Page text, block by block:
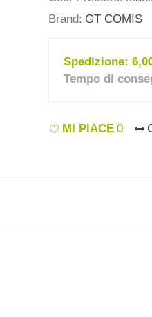
Brand: GT COMIS
Spedizione:
Tempo di
MI PIACE 0